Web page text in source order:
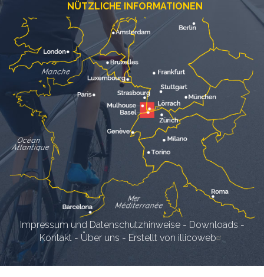
NÜTZLICHE INFORMATIONEN
Impressum und Datenschutzhinweise- Downloads -
Kontakt - Über uns - Erstellt von illicoweb